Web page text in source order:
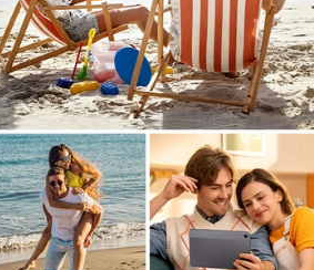
-69%